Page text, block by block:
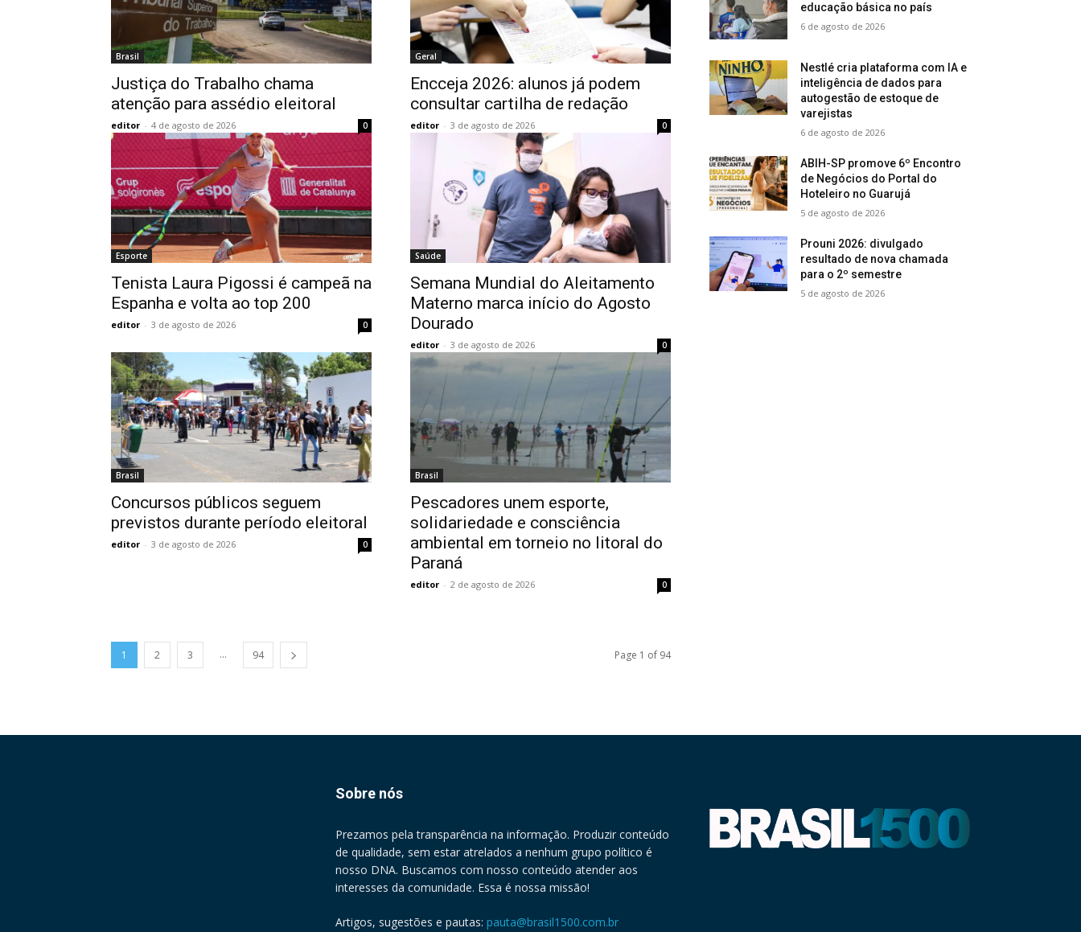
Brasil
Justiça do Trabalho chama
atenção para assédio eleitoral
editor - 4 de agosto de 2026 0
Geral
Encceja 2026: alunos já podem
consultar cartilha de redação
editor - 3 de agosto de 2026 0
Esporte
Tenista Laura Pigossi é campeã na
Espanha e volta ao top 200
editor - 3 de agosto de 2026 0
Saúde
Semana Mundial do Aleitamento
Materno marca início do Agosto
Dourado
editor - 3 de agosto de 2026 0
Brasil
Concursos públicos seguem
previstos durante período eleitoral
editor - 3 de agosto de 2026 0
Brasil
Pescadores unem esporte,
solidariedade e consciência
ambiental em torneio no litoral do
Paraná
editor - 2 de agosto de 2026 0
1 2 3 ... 94 Page 1 of 94
educação básica no país
6 de agosto de 2026
Nestlé cria plataforma com IA e
inteligência de dados para
autogestão de estoque de
varejistas
6 de agosto de 2026
ABIH-SP promove 6º Encontro
de Negócios do Portal do
Hoteleiro no Guarujá
5 de agosto de 2026
Prouni 2026: divulgado
resultado de nova chamada
para o 2º semestre
5 de agosto de 2026
Sobre nós
Prezamos pela transparência na informação. Produzir conteúdo
de qualidade, sem estar atrelados a nenhum grupo político é
nosso DNA. Buscamos com nosso conteúdo atender aos
interesses da comunidade. Essa é nossa missão!
Artigos, sugestões e pautas: pauta@brasil1500.com.br